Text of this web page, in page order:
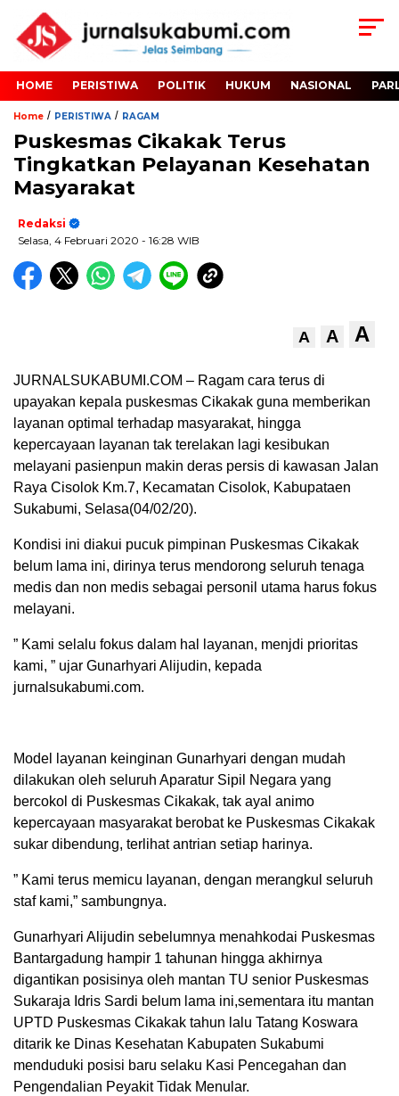
HOME PERISTIWA POLITIK HUKUM NASIONAL
Home / PERISTIWA / RAGAM
Puskesmas Cikakak Terus
Tingkatkan Pelayanan Kesehatan
Masyarakat
Redaksi
Selasa, 4 Februari 2020 - 16:28 WIB
A A A
JURNALSUKABUMI.COM – Ragam cara terus di
upayakan kepala puskesmas Cikakak guna memberikan
layanan optimal terhadap masyarakat, hingga
kepercayaan layanan tak terelakan lagi kesibukan
melayani pasienpun makin deras persis di kawasan Jalan
Raya Cisolok Km.7, Kecamatan Cisolok, Kabupataen
Sukabumi, Selasa(04/02/20).
Kondisi ini diakui pucuk pimpinan Puskesmas Cikakak
belum lama ini, dirinya terus mendorong seluruh tenaga
medis dan non medis sebagai personil utama harus fokus
melayani.
” Kami selalu fokus dalam hal layanan, menjdi prioritas
kami, ” ujar Gunarhyari Alijudin, kepada
jurnalsukabumi.com.
Model layanan keinginan Gunarhyari dengan mudah
dilakukan oleh seluruh Aparatur Sipil Negara yang
bercokol di Puskesmas Cikakak, tak ayal animo
kepercayaan masyarakat berobat ke Puskesmas Cikakak
sukar dibendung, terlihat antrian setiap harinya.
” Kami terus memicu layanan, dengan merangkul seluruh
staf kami,” sambungnya.
Gunarhyari Alijudin sebelumnya menahkodai Puskesmas
Bantargadung hampir 1 tahunan hingga akhirnya
digantikan posisinya oleh mantan TU senior Puskesmas
Sukaraja Idris Sardi belum lama ini,sementara itu mantan
UPTD Puskesmas Cikakak tahun lalu Tatang Koswara
ditarik ke Dinas Kesehatan Kabupaten Sukabumi
menduduki posisi baru selaku Kasi Pencegahan dan
Pengendalian Peyakit Tidak Menular.